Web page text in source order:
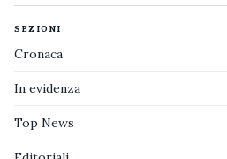
SEZIONI
Cronaca
In evidenza
Top News